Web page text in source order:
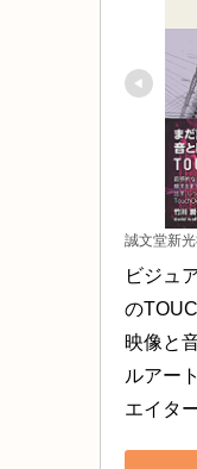
誠文堂新
ビジュ
の
映像と
ルアー
エイタ